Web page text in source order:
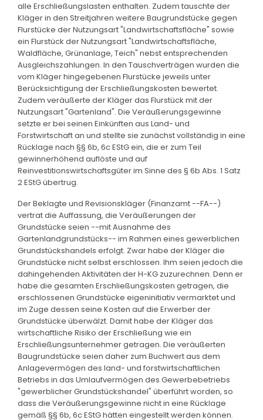
alle Erschließungslasten enthalten. Zudem tauschte der
Kläger in den Streitjahren weitere Baugrundstücke gegen
Flurstücke der Nutzungsart "Landwirtschaftsfläche" sowie
ein Flurstück der Nutzungsart "Landwirtschaftsfläche,
Waldfläche, Grünanlage, Teich" nebst entsprechenden
Ausgleichszahlungen. In den Tauschverträgen wurden die
vom Kläger hingegebenen Flurstücke jeweils unter
Berücksichtigung der Erschließungskosten bewertet.
Zudem veräußerte der Kläger das Flurstück mit der
Nutzungsart "Gartenland". Die Veräußerungsgewinne
setzte er bei seinen Einkünften aus Land- und
Forstwirtschaft an und stellte sie zunächst vollständig in eine
Rücklage nach §§ 6b, 6c EStG ein, die er zum Teil
gewinnerhöhend auflöste und auf
Reinvestitionswirtschaftsgüter im Sinne des § 6b Abs. 1 Satz
2 EStG übertrug.
Der Beklagte und Revisionskläger (Finanzamt --FA--)
vertrat die Auffassung, die Veräußerungen der
Grundstücke seien --mit Ausnahme des
Gartenlandgrundstücks-- im Rahmen eines gewerblichen
Grundstückshandels erfolgt. Zwar habe der Kläger die
Grundstücke nicht selbst erschlossen. Ihm seien jedoch die
dahingehenden Aktivitäten der H-KG zuzurechnen. Denn er
habe die gesamten Erschließungskosten getragen, die
erschlossenen Grundstücke eigeninitiativ vermarktet und
im Zuge dessen seine Kosten auf die Erwerber der
Grundstücke überwälzt. Damit habe der Kläger das
wirtschaftliche Risiko der Erschließung wie ein
Erschließungsunternehmer getragen. Die veräußerten
Baugrundstücke seien daher zum Buchwert aus dem
Anlagevermögen des land- und forstwirtschaftlichen
Betriebs in das Umlaufvermögen des Gewerbebetriebs
"gewerblicher Grundstückshandel" überführt worden, so
dass die Veräußerungsgewinne nicht in eine Rücklage
gemäß §§ 6b, 6c EStG hätten eingestellt werden können.